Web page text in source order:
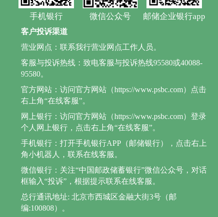
手机银行 微信公众号 邮储企业银行app
客户投诉渠道
营业网点：联系我行营业网点工作人员。
客服与投诉热线：致电客服与投诉热线95580或40088-
95580。
官方网站：访问官方网站（https://www.psbc.com）点击
右上角“在线客服”。
网上银行：访问官方网站（https://www.psbc.com）登录
个人网上银行，点击右上角“在线客服”。
手机银行：打开手机银行APP（邮储银行），点击右上
角小机器人，联系在线客服。
微信银行：关注“中国邮政储蓄银行”微信公众号，对话
框输入“投诉”，根据提示联系在线客服。
总行通讯地址: 北京市西城区金融大街3号（邮
编:100808）。